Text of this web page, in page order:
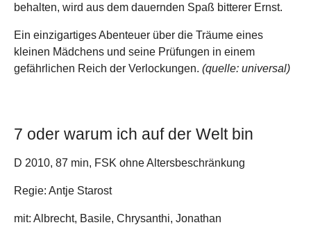
behalten, wird aus dem dauernden Spaß bitterer Ernst.
Ein einzigartiges Abenteuer über die Träume eines
kleinen Mädchens und seine Prüfungen in einem
gefährlichen Reich der Verlockungen. (quelle: universal)
7 oder warum ich auf der Welt bin
D 2010, 87 min, FSK ohne Altersbeschränkung
Regie: Antje Starost
mit: Albrecht, Basile, Chrysanthi, Jonathan